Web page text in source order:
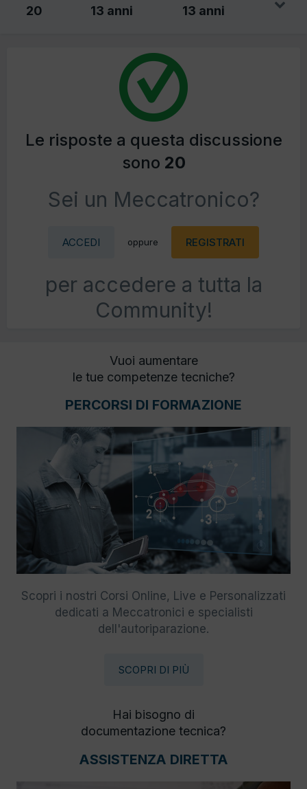
20 13 anni 13 anni
Le risposte a questa discussione
sono 20
Sei un Meccatronico?
ACCEDI oppure REGISTRATI
per accedere a tutta la
Community!
Vuoi aumentare
le tue competenze tecniche?
PERCORSI DI FORMAZIONE
Scopri i nostri Corsi Online, Live e Personalizzati
dedicati a Meccatronici e specialisti
dell'autoriparazione.
SCOPRI DI PIÙ
Hai bisogno di
documentazione tecnica?
ASSISTENZA DIRETTA